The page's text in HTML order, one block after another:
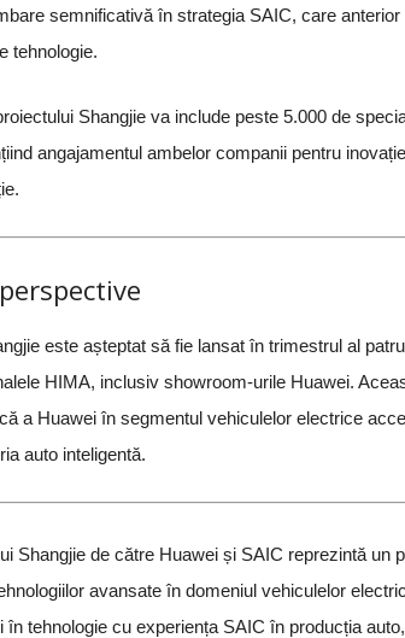
semnificativă în strategia SAIC, care
tehnologie.
Shangjie va include peste 5.000 de
angajamentul ambelor companii pentru
este așteptat să fie lansat în trimestrul al
HIMA, inclusiv showroom-urile Huawei.
a Huawei în segmentul vehiculelor electrice
auto inteligentă.
Shangjie de către Huawei și SAIC reprezintă un
avansate în domeniul vehiculelor
în tehnologie cu experiența SAIC în producția